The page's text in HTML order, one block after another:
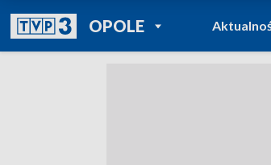
OPOLEPOWRÓT DO
TVP REGIONY